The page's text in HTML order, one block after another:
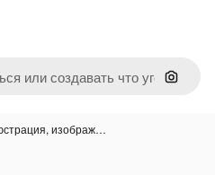
Поиск
изображ…